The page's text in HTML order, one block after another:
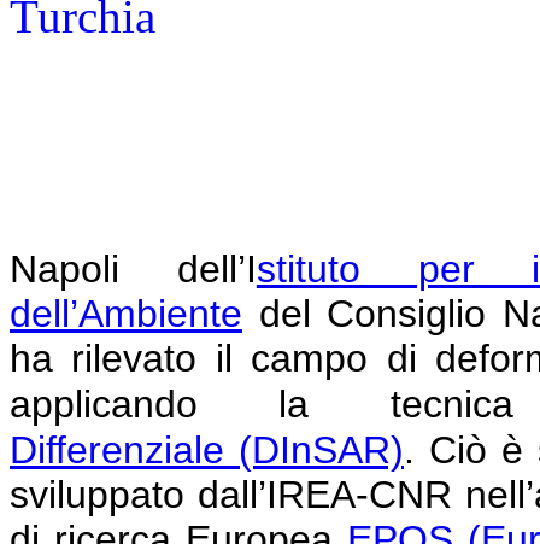
Napoli dell’Istituto per il
dell’Ambiente del Consiglio
ha rilevato il campo di
applicando la
Differenziale (DInSAR). Ciò è
sviluppato dall’IREA-CNR